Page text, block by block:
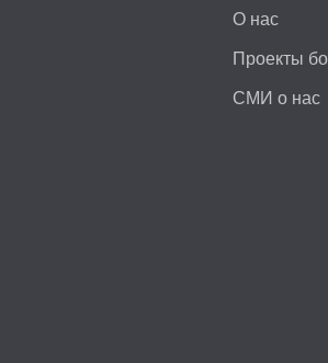
О нас
Проекты
СМИ о нас